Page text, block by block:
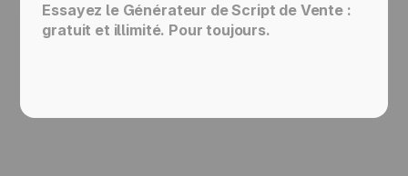
Essayez le Générateur de Script de Vente :
gratuit et illimité. Pour toujours.